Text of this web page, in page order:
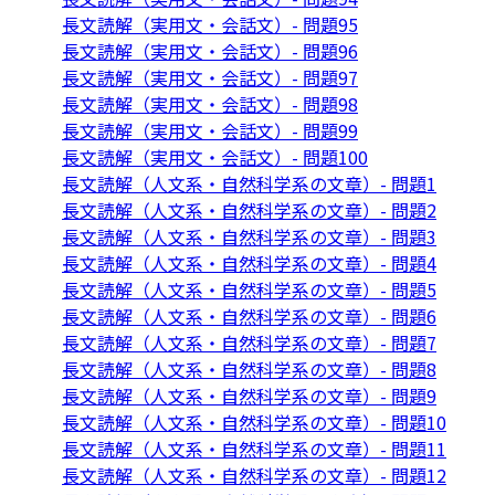
長文読解（実用文・会話文）- 問題95
長文読解（実用文・会話文）- 問題96
長文読解（実用文・会話文）- 問題97
長文読解（実用文・会話文）- 問題98
長文読解（実用文・会話文）- 問題99
長文読解（実用文・会話文）- 問題100
長文読解（人文系・自然科学系の文章）- 問題1
長文読解（人文系・自然科学系の文章）- 問題2
長文読解（人文系・自然科学系の文章）- 問題3
長文読解（人文系・自然科学系の文章）- 問題4
長文読解（人文系・自然科学系の文章）- 問題5
長文読解（人文系・自然科学系の文章）- 問題6
長文読解（人文系・自然科学系の文章）- 問題7
長文読解（人文系・自然科学系の文章）- 問題8
長文読解（人文系・自然科学系の文章）- 問題9
長文読解（人文系・自然科学系の文章）- 問題10
長文読解（人文系・自然科学系の文章）- 問題11
長文読解（人文系・自然科学系の文章）- 問題12